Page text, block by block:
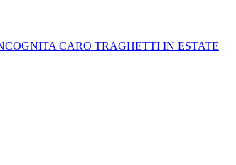
CARO TRAGHETTI IN ESTATE